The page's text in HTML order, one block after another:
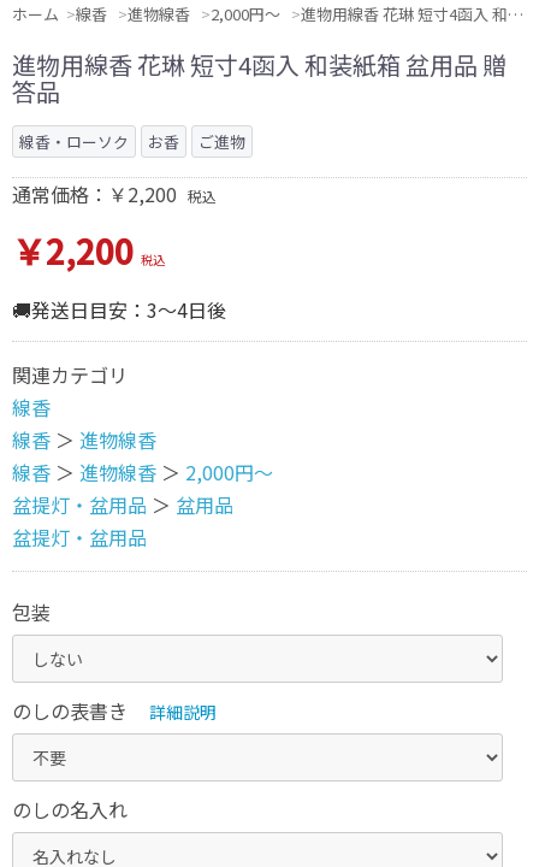
ホーム 線香 進物線香 2,000円〜 進物用線香 花琳 短寸4函入 和装紙箱 盆用品 贈答品
進物用線香 花琳 短寸4函入 和装紙箱 盆用品 贈
答品
線香・ローソク お香 ご進物
通常価格：￥2,200 税込
￥2,200 税込
🚚発送日目安：3～4日後
関連カテゴリ
線香
線香 ＞ 進物線香
線香 ＞ 進物線香 ＞ 2,000円〜
盆提灯・盆用品 ＞ 盆用品
盆提灯・盆用品
包装
のしの表書き 詳細説明
のしの名入れ